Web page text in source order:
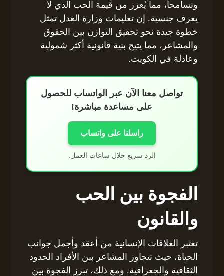
وتسامحاً، مما يُعزز من قيمة الحب الذي لا
يعرف جنسية. إن تعليمات وزارة العدل تمثل
خطوة جيدة نحو تحقيق التوازن بين الحقوق
والمشاعر، مما يتيح بنية قانونية أكثر شمولية
وعادلة في الكويت.
تواصل معنا الآن عبر الواتساب للحصول
على مساعدة مباشرة!
راسلنا على واتساب
الرد سريع خلال ساعات العمل.
الفجوة بين الحب
والقانون
تعتبر العلاقات الإنسانية من أعقد وأجمل جوانب
الحياة، حيث تتجاوز المشاعر بين الأفراد الحدود
الثقافية والجغرافية. ومع ذلك، تبرز الفجوة بين